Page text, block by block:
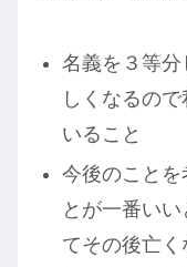
名義を３等分
しくなるの
いること
今後のことを
とが一番い
てその後亡